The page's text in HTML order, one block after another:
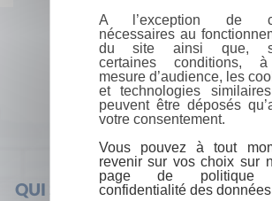
QUI SOMMES-NOUS ? FOIRE
A l’exception de
nécessaires au
du site ainsi que,
certaines conditions,
mesure d’audience, les
et technologies
peuvent être déposés
votre consentement.
Vous pouvez à tout
revenir sur vos choix sur
page de politique
confidentialité des